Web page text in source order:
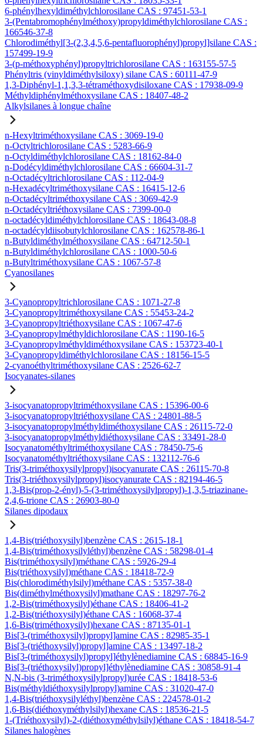
6-phénylhexyldiméthylchlorosilane CAS : 97451-53-1
3-(Pentabromophénylméthoxy)propyldiméthylchlorosilane CAS :
166546-37-8
Chlorodiméthyl[3-(2,3,4,5,6-pentafluorophényl)propyl]silane CAS :
157499-19-9
3-(p-méthoxyphényl)propyltrichlorosilane CAS : 163155-57-5
Phényltris (vinyldiméthylsiloxy) silane CAS : 60111-47-9
1,3-Diphényl-1,1,3,3-tétraméthoxydisiloxane CAS : 17938-09-9
Méthyldiphénylméthoxysilane CAS : 18407-48-2
Alkylsilanes à longue chaîne
n-Hexyltriméthoxysilane CAS : 3069-19-0
n-Octyltrichlorosilane CAS : 5283-66-9
n-Octyldiméthylchlorosilane CAS : 18162-84-0
n-Dodécyldiméthylchlorosilane CAS : 66604-31-7
n-Octadécyltrichlorosilane CAS : 112-04-9
n-Hexadécyltriméthoxysilane CAS : 16415-12-6
n-Octadécyltriméthoxysilane CAS : 3069-42-9
n-Octadécyltriéthoxysilane CAS : 7399-00-0
n-octadécyldiméthylchlorosilane CAS : 18643-08-8
n-octadécyldiisobutylchlorosilane CAS : 162578-86-1
n-Butyldiméthylméthoxysilane CAS : 64712-50-1
n-Butyldiméthylchlorosilane CAS : 1000-50-6
n-Butyltriméthoxysilane CAS : 1067-57-8
Cyanosilanes
3-Cyanopropyltrichlorosilane CAS : 1071-27-8
3-Cyanopropyltriméthoxysilane CAS : 55453-24-2
3-Cyanopropyltriéthoxysilane CAS : 1067-47-6
3-Cyanopropylméthyldichlorosilane CAS : 1190-16-5
3-Cyanopropylméthyldiméthoxysilane CAS : 153723-40-1
3-Cyanopropyldiméthylchlorosilane CAS : 18156-15-5
2-cyanoéthyltriméthoxysilane CAS : 2526-62-7
Isocyanates-silanes
3-isocyanatopropyltriméthoxysilane CAS : 15396-00-6
3-isocyanatopropyltriéthoxysilane CAS : 24801-88-5
3-isocyanatopropylméthyldiméthoxysilane CAS : 26115-72-0
3-isocyanatopropylméthyldiéthoxysilane CAS : 33491-28-0
Isocyanatométhyltriméthoxysilane CAS : 78450-75-6
Isocyanatométhyltriéthoxysilane CAS : 132112-76-6
Tris(3-triméthoxysilylpropyl)isocyanurate CAS : 26115-70-8
Tris(3-triéthoxysilylpropyl)isocyanurate CAS : 82194-46-5
1,3-Bis(prop-2-ényl)-5-(3-triméthoxysilylpropyl)-1,3,5-triazinane-
2,4,6-trione CAS : 26903-80-0
Silanes dipodaux
1,4-Bis(triéthoxysilyl)benzène CAS : 2615-18-1
1,4-Bis(triméthoxysilyléthyl)benzène CAS : 58298-01-4
Bis(triméthoxysilyl)méthane CAS : 5926-29-4
Bis(triéthoxysilyl)méthane CAS : 18418-72-9
Bis(chlorodiméthylsilyl)méthane CAS : 5357-38-0
Bis(diméthylméthoxysilyl)mathane CAS : 18297-76-2
1,2-Bis(triméthoxysilyl)éthane CAS : 18406-41-2
1,2-Bis(triéthoxysilyl)éthane CAS : 16068-37-4
1,6-Bis(triméthoxysilyl)hexane CAS : 87135-01-1
Bis[3-(triméthoxysilyl)propyl]amine CAS : 82985-35-1
Bis[3-(triéthoxysilyl)propyl]amine CAS : 13497-18-2
Bis[3-(triméthoxysilyl)propyl]éthylènediamine CAS : 68845-16-9
Bis[3-(triéthoxysilyl)propyl]éthylènediamine CAS : 30858-91-4
N,N-bis (3-triméthoxysilylpropyl)urée CAS : 18418-53-6
Bis(méthyldiéthoxysilylpropyl)amine CAS : 31020-47-0
1,4-Bis(triéthoxysilyléthyl)benzène CAS : 224578-01-2
1,6-Bis(diéthoxyméthylsilyl)hexane CAS : 18536-21-5
1-(Triéthoxysilyl)-2-(diéthoxyméthylsilyl)éthane CAS : 18418-54-7
Silanes halogènes